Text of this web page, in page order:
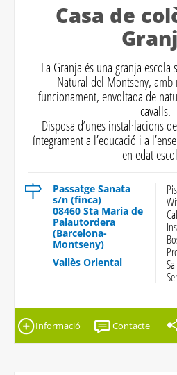
Casa de
La Granja és una granja
Natural del Montseny, amb
funcionament, envoltada de
cavalls.
Disposa d’unes instal·lacions
íntegrament a l’educació i a
en edat
Passatge Sanata
s/n (finca)
08460 Sta Maria de
Palautordera
(Barcelona-
Montseny)
Vallès Oriental
Informació Contacte